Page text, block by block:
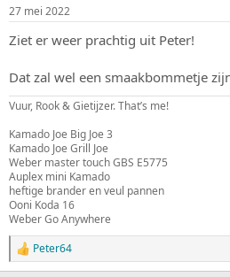
27 mei 2022
Ziet er weer prachtig uit Peter!
Dat zal wel een smaakbommetje
Vuur, Rook & Gietijzer. That’s me!
Kamado Joe Big Joe 3
Kamado Joe Grill Joe
Weber master touch GBS E5775
Auplex mini Kamado
heftige brander en veul pannen
Ooni Koda 16
Weber Go Anywhere
W
a
Peter64